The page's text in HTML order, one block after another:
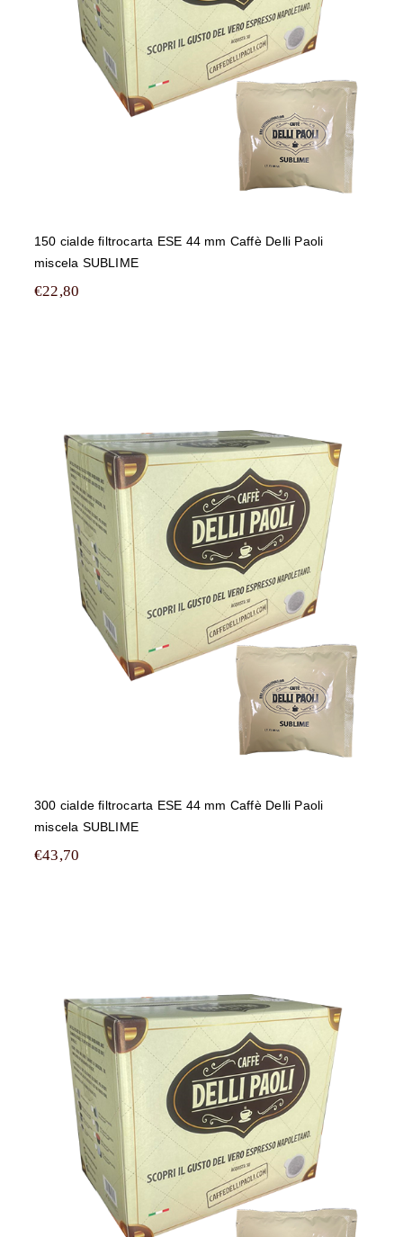
150 cialde filtrocarta ESE 44 mm Caffè Delli Paoli
miscela SUBLIME
€22,80
300 cialde filtrocarta ESE 44 mm
Caffè Delli Paoli miscela SUBLIME
300 cialde filtrocarta ESE 44 mm Caffè Delli Paoli
miscela SUBLIME
€43,70
450 cialde filtrocarta ESE 44 mm
Caffè Delli Paoli miscela SUBLIME